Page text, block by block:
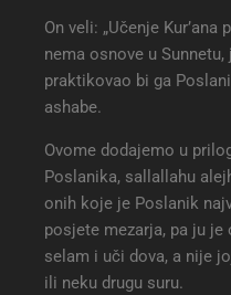
On veli: „Učenje
nema osnove u
praktikovao bi ga
ashabe.
Ovome dodajemo u
Poslanika, sallallahu
onih koje je Poslanik
posjete mezarja, pa ju je
selam i uči dova, a nije
ili neku drugu suru.